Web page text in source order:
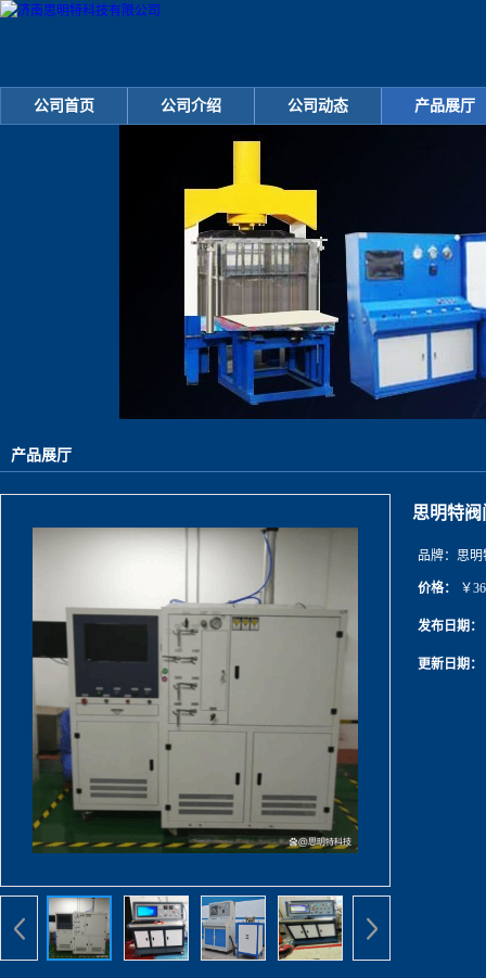
公司首页 公司介绍 公司动态 产品展厅
产品展厅
思明特
品牌： 思明
价格： ￥
发布日期：
更新日期：